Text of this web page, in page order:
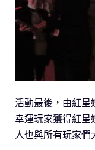
活動最後，由紅星
幸運玩家獲得紅星
人也與所有玩家們